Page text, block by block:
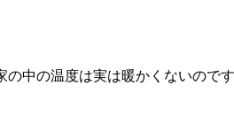
中の温度は実は暖かくないのです